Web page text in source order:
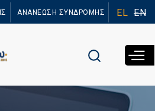
το ΑΝΑΝΕΩΣΗ ΣΥΝΔΡΟΜΗΣ EL EN